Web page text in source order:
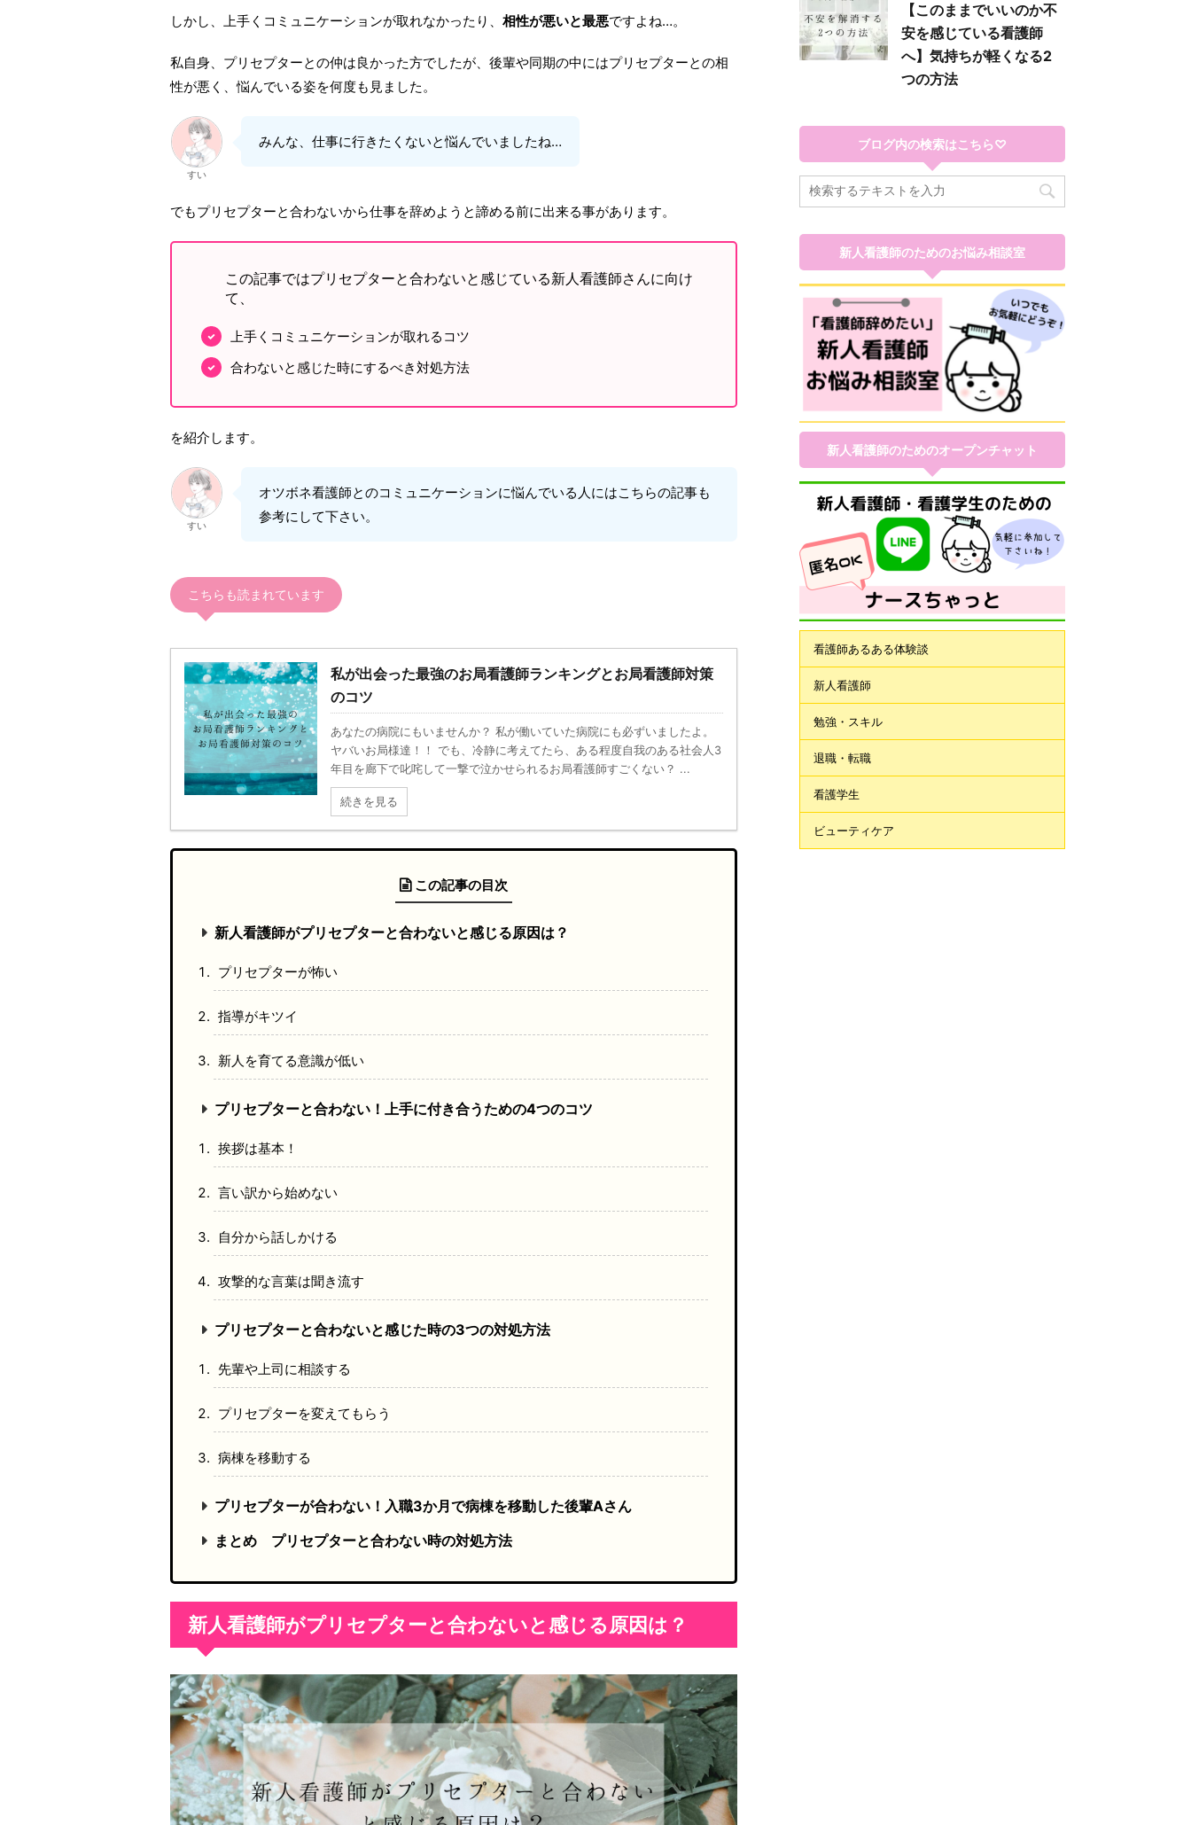
しかし、上手くコミュニケーションが取れなかったり、 相性が悪いと最悪ですよね…。
私自身、プリセプターとの仲は良かった方でしたが、後輩や同期の中にはプリセプターとの相
性が悪く、悩んでいる姿を何度も見ました。
すい
みんな、仕事に行きたくないと悩んでいましたね…
でもプリセプターと合わないから仕事を辞めようと諦める前に出来る事があります。
この記事ではプリセプターと合わないと感じている新人看護師さんに向け
て、
上手くコミュニケーションが取れるコツ
合わないと感じた時にするべき対処方法
を紹介します。
すい
オツボネ看護師とのコミュニケーションに悩んでいる人にはこちらの記事も
参考にして下さい。
こちらも読まれています
私が出会った最強のお局看護師ランキングとお局看護師対策
のコツ
あなたの病院にもいませんか？ 私が働いていた病院にも必ずいましたよ。
ヤバいお局様達！！ でも、冷静に考えてたら、ある程度自我のある社会人3
年目を廊下で叱咤して一撃で泣かせられるお局看護師すごくない？ ...
続きを見る
この記事の目次
新人看護師がプリセプターと合わないと感じる原因は？
プリセプターが怖い
指導がキツイ
新人を育てる意識が低い
プリセプターと合わない！上手に付き合うための4つのコツ
挨拶は基本！
言い訳から始めない
自分から話しかける
攻撃的な言葉は聞き流す
プリセプターと合わないと感じた時の3つの対処方法
先輩や上司に相談する
プリセプターを変えてもらう
病棟を移動する
プリセプターが合わない！入職3か月で病棟を移動した後輩Aさん
まとめ プリセプターと合わない時の対処方法
新人看護師がプリセプターと合わないと感じる原因は？
【このままでいいのか不
安を感じている看護師
へ】気持ちが軽くなる2
つの方法
ブログ内の検索はこちら♡
新人看護師のためのお悩み相談室
新人看護師のためのオープンチャット
看護師あるある体験談
新人看護師
勉強・スキル
退職・転職
看護学生
ビューティケア